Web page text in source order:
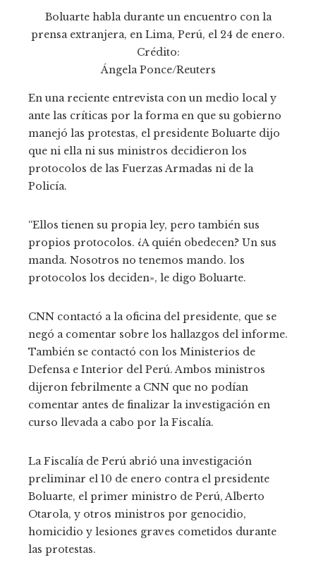
Boluarte habla durante un encuentro con la
prensa extranjera, en Lima, Perú, el 24 de enero.
Crédito:
Ángela Ponce/Reuters
En una reciente entrevista con un medio local y
ante las críticas por la forma en que su gobierno
manejó las protestas, el presidente Boluarte dijo
que ni ella ni sus ministros decidieron los
protocolos de las Fuerzas Armadas ni de la
Policía.
“Ellos tienen su propia ley, pero también sus
propios protocolos. ¿A quién obedecen? Un sus
manda. Nosotros no tenemos mando. los
protocolos los deciden», le digo Boluarte.
CNN contactó a la oficina del presidente, que se
negó a comentar sobre los hallazgos del informe.
También se contactó con los Ministerios de
Defensa e Interior del Perú. Ambos ministros
dijeron febrilmente a CNN que no podían
comentar antes de finalizar la investigación en
curso llevada a cabo por la Fiscalía.
La Fiscalía de Perú abrió una investigación
preliminar el 10 de enero contra el presidente
Boluarte, el primer ministro de Perú, Alberto
Otarola, y otros ministros por genocidio,
homicidio y lesiones graves cometidos durante
las protestas.